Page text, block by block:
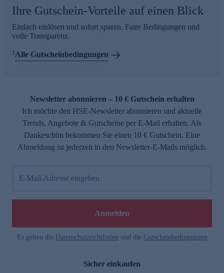
Ihre Gutschein-Vorteile auf einen Blick
Einfach einlösen und sofort sparen. Faire Bedingungen und
volle Transparenz.
1Alle Gutscheinbedingungen
Newsletter abonnieren – 10 € Gutschein erhalten
Ich möchte den HSE-Newsletter abonnieren und aktuelle
Trends, Angebote & Gutscheine per E-Mail erhalten. Als
Dankeschön bekommen Sie einen 10 € Gutschein. Eine
Abmeldung ist jederzeit in den Newsletter-E-Mails möglich.
E-Mail-Adresse eingeben
Anmelden
Es gelten die Datenschutzrichtlinien und die Gutscheinbedingungen
Sicher einkaufen